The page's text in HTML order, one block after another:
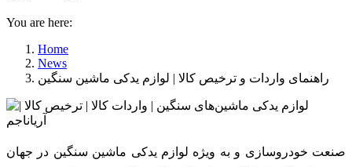
You are here:
Home
News
راهنمای واردات و ترخیص کالا | لوازم یدکی ماشین‌ سنگین
صنعت خودروسازی و به ویژه لوازم یدکی ماشین‌ سنگین در جهان